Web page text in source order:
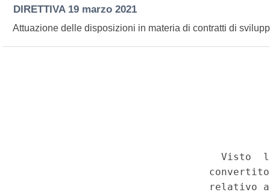
DIRETTIVA 19 marzo 2021
Attuazione delle disposizioni in materia di contratti di